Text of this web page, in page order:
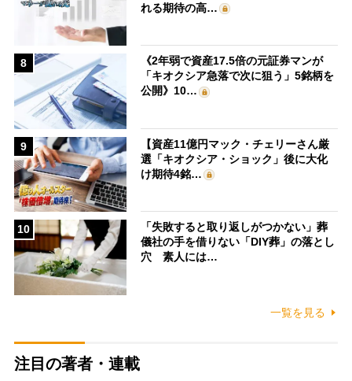
れる期待の高…
8
《2年弱で資産17.5倍の元証券マンが
「キオクシア急落で次に狙う」5銘柄を
公開》10…
9
【資産11億円マック・チェリーさん厳
選「キオクシア・ショック」後に大化
け期待4銘…
10
「失敗すると取り返しがつかない」葬
儀社の手を借りない「DIY葬」の落とし
穴 素人には…
一覧を見る
注目の著者・連載